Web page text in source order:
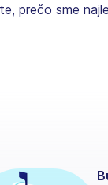
prečo sme